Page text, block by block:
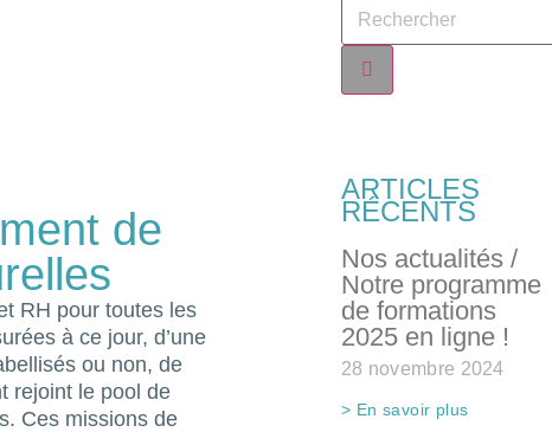
de
RH pour toutes les
à ce jour, d’une
ou non, de
rejoint le pool de
Ces missions de
ARTICLES
RÉCENTS
Nos actualités /
Notre programme
de formations
2025 en ligne !
28 novembre 2024
> En savoir plus